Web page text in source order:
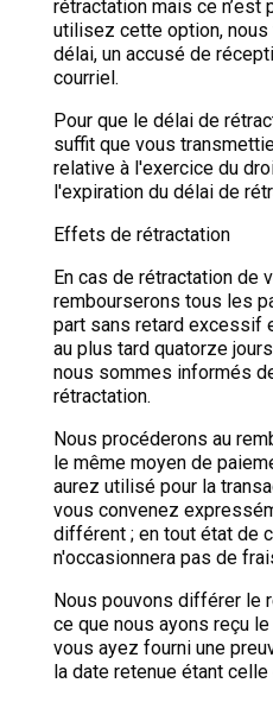
rétractation mais ce n’est
utilisez cette option, nous
délai, un accusé de
courriel.
Pour que le délai de
suffit que vous
relative à l'exercice du
l'expiration du délai de
Effets de rétractation
En cas de rétractation de
rembourserons tous les
part sans retard excessif
au plus tard quatorze
nous sommes informés
rétractation.
Nous procéderons au
le même moyen de
aurez utilisé pour la
vous convenez
différent ; en tout état de
n'occasionnera pas de
Nous pouvons différer le
ce que nous ayons reçu le
vous ayez fourni une
la date retenue étant